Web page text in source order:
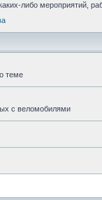
либо мероприятий,
теме
с веломобилями